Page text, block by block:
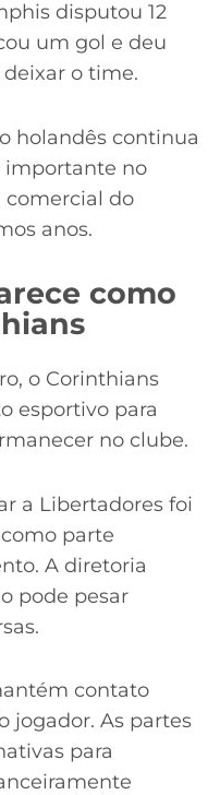
disputou 12
um gol e deu
o time.
holandês continua
importante no
comercial do
anos.
como
o Corinthians
esportivo para
no clube.
a Libertadores foi
parte
A diretoria
pode pesar
contato
jogador. As partes
para